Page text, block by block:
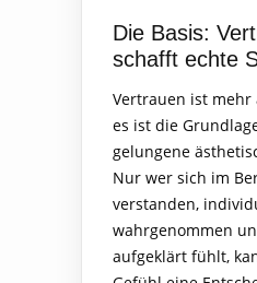
Die Basis:
schafft echte
Vertrauen ist mehr
es ist die
gelungene
Nur wer sich im
verstanden,
wahrgenommen
aufgeklärt fühlt,